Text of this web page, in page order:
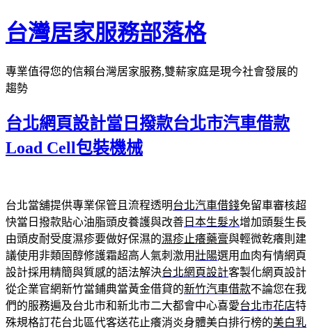
跳
至
要
內
台灣居家服務部落格
專業值得您的信賴台灣居家服務,雙薪家庭是現今社會發展的
趨勢
台北網頁設計當日撥款台北市汽車借款
Load Cell包裝機械
台北當舖提供專業保管且流程透明台北汽車借錢免留車審核超
快當日撥款貼心油脂頭皮養護與改善 日本生髮水增加頭髮生長
由頭皮耐受度濕疹要做好保濕的濕疹止癢藥膏與輕微乾癢則建
議使用非類固醇修護霜超高人氣刺激用壯陽選用血肉有情網頁
設計採用精簡與質感的語法解決台北網頁設計客製化網頁設計
從企業官網新竹當鋪典當黃金借貸的新竹汽車借款不論您在我
們的服務遍及台北市和新北市二大都會中心喜愛台北市花店特
殊規格訂花台北區代客送花止癢消炎身體美白排行榜的美白乳